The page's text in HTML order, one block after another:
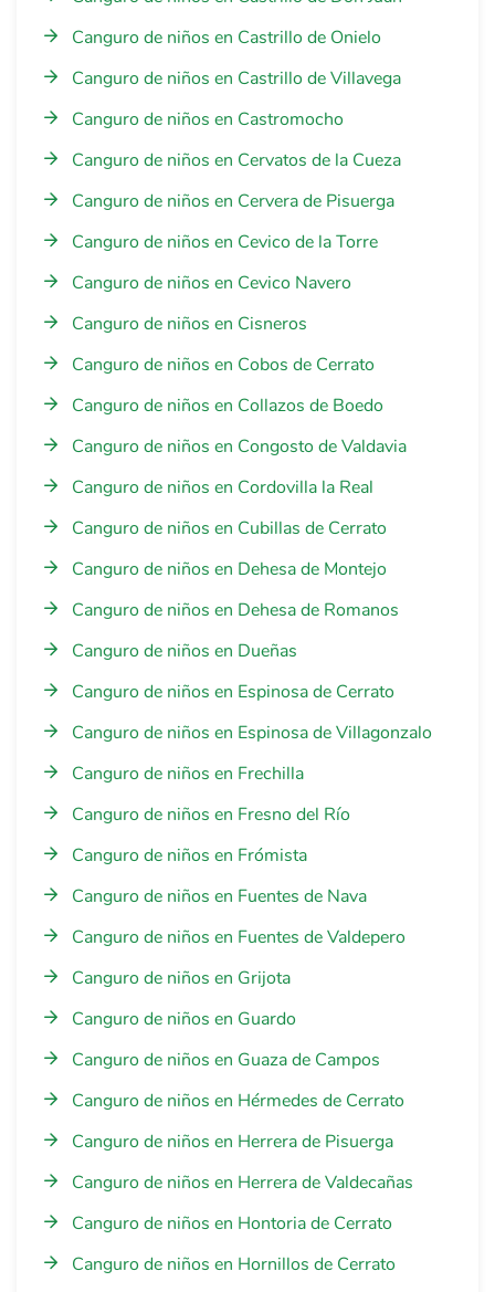
Canguro de niños en Castrillo de Onielo
Canguro de niños en Castrillo de Villavega
Canguro de niños en Castromocho
Canguro de niños en Cervatos de la Cueza
Canguro de niños en Cervera de Pisuerga
Canguro de niños en Cevico de la Torre
Canguro de niños en Cevico Navero
Canguro de niños en Cisneros
Canguro de niños en Cobos de Cerrato
Canguro de niños en Collazos de Boedo
Canguro de niños en Congosto de Valdavia
Canguro de niños en Cordovilla la Real
Canguro de niños en Cubillas de Cerrato
Canguro de niños en Dehesa de Montejo
Canguro de niños en Dehesa de Romanos
Canguro de niños en Dueñas
Canguro de niños en Espinosa de Cerrato
Canguro de niños en Espinosa de Villagonzalo
Canguro de niños en Frechilla
Canguro de niños en Fresno del Río
Canguro de niños en Frómista
Canguro de niños en Fuentes de Nava
Canguro de niños en Fuentes de Valdepero
Canguro de niños en Grijota
Canguro de niños en Guardo
Canguro de niños en Guaza de Campos
Canguro de niños en Hérmedes de Cerrato
Canguro de niños en Herrera de Pisuerga
Canguro de niños en Herrera de Valdecañas
Canguro de niños en Hontoria de Cerrato
Canguro de niños en Hornillos de Cerrato